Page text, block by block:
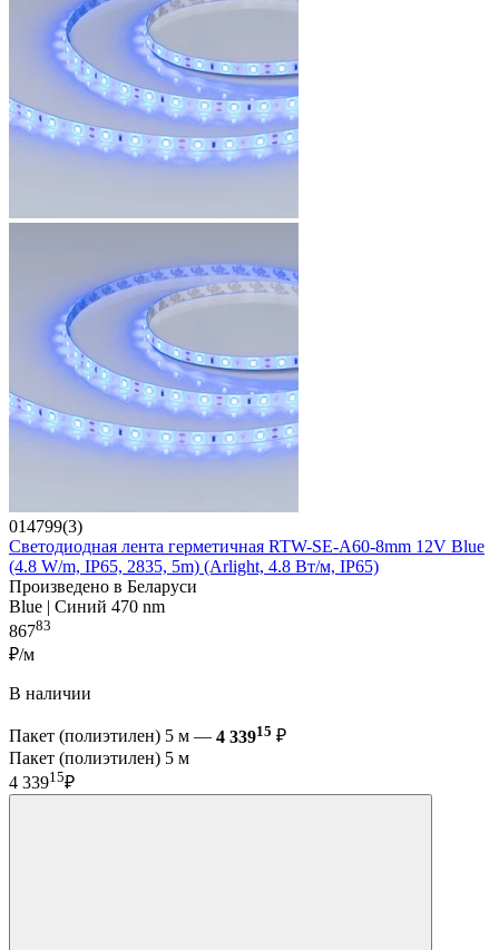
014799(3)
Светодиодная лента герметичная RTW-SE-A60-8mm 12V Blue
(4.8 W/m, IP65, 2835, 5m) (Arlight, 4.8 Вт/м, IP65)
Произведено в Беларуси
Blue | Синий 470 nm
86783
₽/м
В наличии
Пакет (полиэтилен) 5 м — 4 33915 ₽
Пакет (полиэтилен) 5 м
4 33915₽